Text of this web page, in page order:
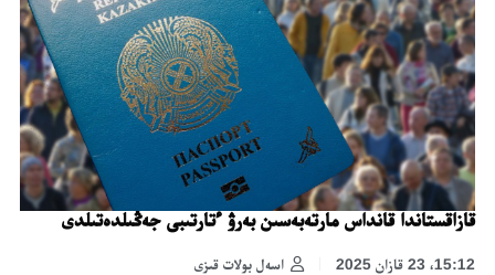
قازاقستاندا قانداس مارتەبەسىن بەرۋ ءتارتىبى جەڭىلدەتىلدى
اسەل بولات قىزى 15:12، 23 قازان 2025